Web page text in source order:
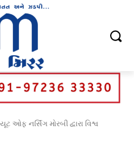
ઓફ નર્સિંગ મોરબી દ્વારા વિશ્વ